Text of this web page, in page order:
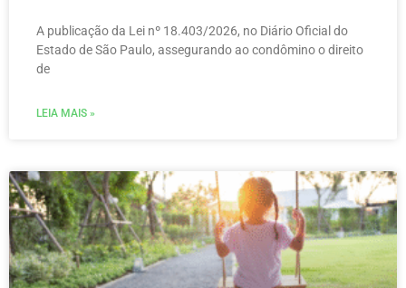
A publicação da Lei nº 18.403/2026, no Diário Oficial do
Estado de São Paulo, assegurando ao condômino o direito
de
LEIA MAIS »